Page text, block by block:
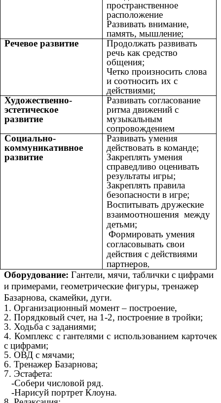
пространственное
расположение
Развивать внимание,
память, мышление;
Речевое развитие
Продолжать развивать
речь как средство
общения;
Четко произносить слова
и соотносить их с
действиями;
Художественно-
эстетическое
развитие
Развивать согласование
ритма движений с
музыкальным
сопровождением
Социально-
коммуникативное
развитие
Развивать умения
действовать в команде;
Закреплять умения
справедливо оценивать
результаты игры;
Закреплять правила
безопасности в игре;
Воспитывать дружеские
взаимоотношения между
детьми;
Формировать умения
согласовывать свои
действия с действиями
партнеров,
Оборудование: Гантели, мячи, таблички с цифрами
и примерами, геометрические фигуры, тренажер
Базарнова, скамейки, дуги.
1. Организационный момент – построение,
2. Порядковый счет, на 1-2, построение в тройки;
3. Ходьба с заданиями;
4. Комплекс с гантелями с использованием карточек
с цифрами;
5. ОВД с мячами;
6. Тренажер Базарнова;
7. Эстафета:
-Собери числовой ряд.
-Нарисуй портрет Клоуна.